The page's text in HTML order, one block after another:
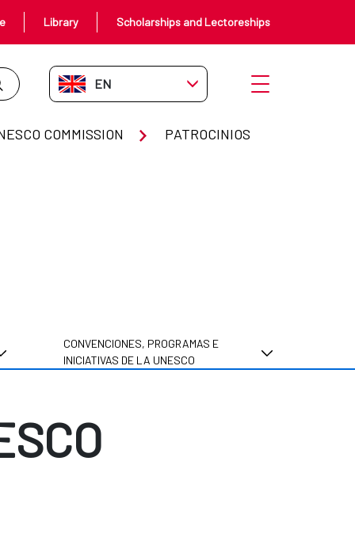
Library Scholarships and Lectoreships
EN-GB Open menu
COMMISSION PATROCINIOS
CONVENCIONES, PROGRAMAS E
INICIATIVAS DE LA UNESCO